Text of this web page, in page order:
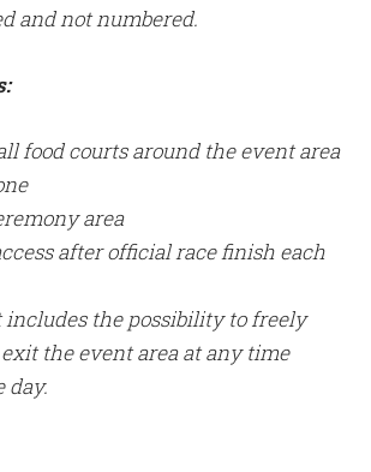
and not numbered.
food courts around the event area
area
after official race finish each
includes the possibility to freely
the event area at any time
day.